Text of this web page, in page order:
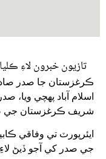
تازيون خبرون لاءِ
ڪرغزستان جا صدر
اسلام آباد پھچي ويا،
شريف ڪرغزستان جي
ايئرپورٽ تي وفاقي
جي صدر کي آجو ڏيڻ